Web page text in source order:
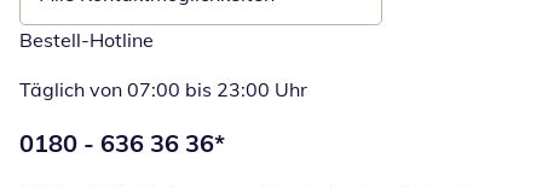
Bestell-Hotline
Täglich von 07:00 bis 23:00 Uhr
Telefonnummer:
0180 - 636 36 36*